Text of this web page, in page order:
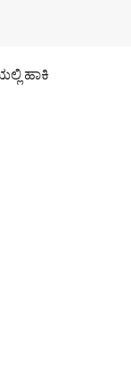
ಹಾಕಿ